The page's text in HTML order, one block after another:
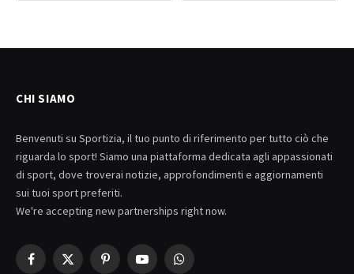
CHI SIAMO
Benvenuti su Sportizia, il tuo punto di riferimento per tutto ciò che
riguarda lo sport! Siamo una piattaforma dedicata agli appassionati
di sport, dove troverai notizie, approfondimenti e aggiornamenti
sui tuoi sport preferiti.
We're accepting new partnerships right now.
Facebook
X
PinterestYouTubeWhatsApp